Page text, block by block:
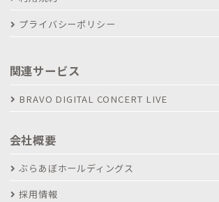
プライバシーポリシー
関連サービス
BRAVO DIGITAL CONCERT LIVE
会社概要
ぶらあぼホールディングス
採用情報